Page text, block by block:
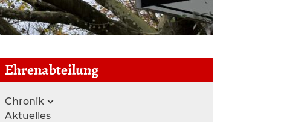
Ehrenabteilung
Chronik
Aktuelles